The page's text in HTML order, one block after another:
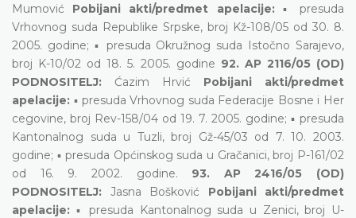
Mumović Pobijani akti/predmet apelacije:▪ presuda
Vrhovnog suda Republike Srpske, broj Kž-108/05 od 30. 8.
2005. godine; ▪ presuda Okružnog suda Istočno Sarajevo,
broj K-10/02 od 18. 5. 2005. godine 92. AP 2116/05 (OD)
PODNOSITELJ: Ćazim Hrvić Pobijani akti/predmet
apelacije: ▪ presuda Vrhovnog suda Federacije Bosne i Her
cegovine, broj Rev-158/04 od 19. 7. 2005. godine; ▪ presuda
Kantonalnog suda u Tuzli, broj Gž-45/03 od 7. 10. 2003.
godine; ▪ presuda Općinskog suda u Gračanici, broj P-161/02
od 16. 9. 2002. godine. 93. AP 2416/05 (OD)
PODNOSITELJ: Jasna Bošković Pobijani akti/predmet
apelacije: ▪ presuda Kantonalnog suda u Zenici, broj U-